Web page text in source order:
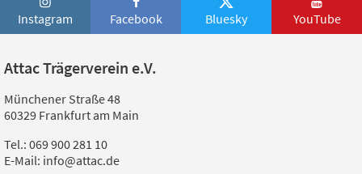
Instagram Facebook Bluesky YouTube
Attac Trägerverein e.V.
Münchener Straße 48
60329 Frankfurt am Main
Tel.: 069 900 281 10
E-Mail: info@attac.de